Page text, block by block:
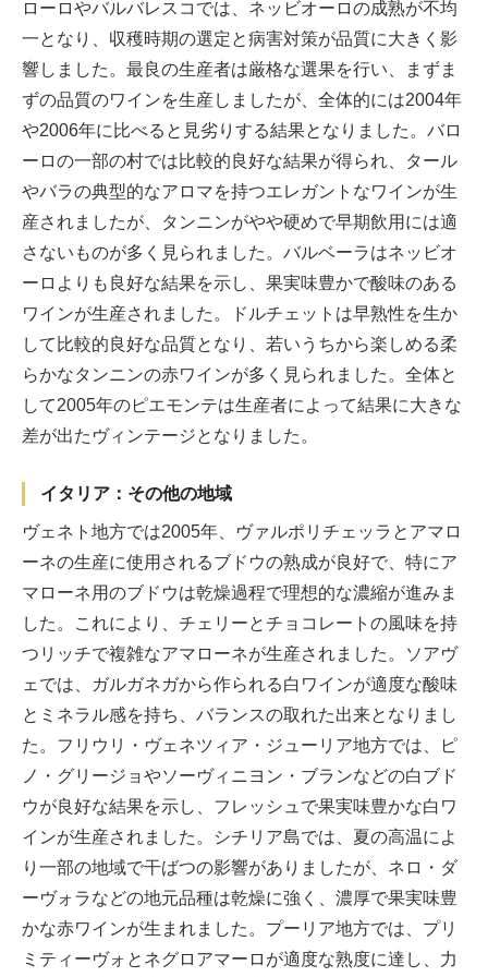
ローロやバルバレスコでは、ネッビオーロの成熟が不均
一となり、収穫時期の選定と病害対策が品質に大きく影
響しました。最良の生産者は厳格な選果を行い、まずま
ずの品質のワインを生産しましたが、全体的には2004年
や2006年に比べると見劣りする結果となりました。バロ
ーロの一部の村では比較的良好な結果が得られ、タール
やバラの典型的なアロマを持つエレガントなワインが生
産されましたが、タンニンがやや硬めで早期飲用には適
さないものが多く見られました。バルベーラはネッビオ
ーロよりも良好な結果を示し、果実味豊かで酸味のある
ワインが生産されました。ドルチェットは早熟性を生か
して比較的良好な品質となり、若いうちから楽しめる柔
らかなタンニンの赤ワインが多く見られました。全体と
して2005年のピエモンテは生産者によって結果に大きな
差が出たヴィンテージとなりました。
イタリア：その他の地域
ヴェネト地方では2005年、ヴァルポリチェッラとアマロ
ーネの生産に使用されるブドウの熟成が良好で、特にア
マローネ用のブドウは乾燥過程で理想的な濃縮が進みま
した。これにより、チェリーとチョコレートの風味を持
つリッチで複雑なアマローネが生産されました。ソアヴ
ェでは、ガルガネガから作られる白ワインが適度な酸味
とミネラル感を持ち、バランスの取れた出来となりまし
た。フリウリ・ヴェネツィア・ジューリア地方では、ピ
ノ・グリージョやソーヴィニヨン・ブランなどの白ブド
ウが良好な結果を示し、フレッシュで果実味豊かな白ワ
インが生産されました。シチリア島では、夏の高温によ
り一部の地域で干ばつの影響がありましたが、ネロ・ダ
ーヴォラなどの地元品種は乾燥に強く、濃厚で果実味豊
かな赤ワインが生まれました。プーリア地方では、プリ
ミティーヴォとネグロアマーロが適度な熟度に達し、力